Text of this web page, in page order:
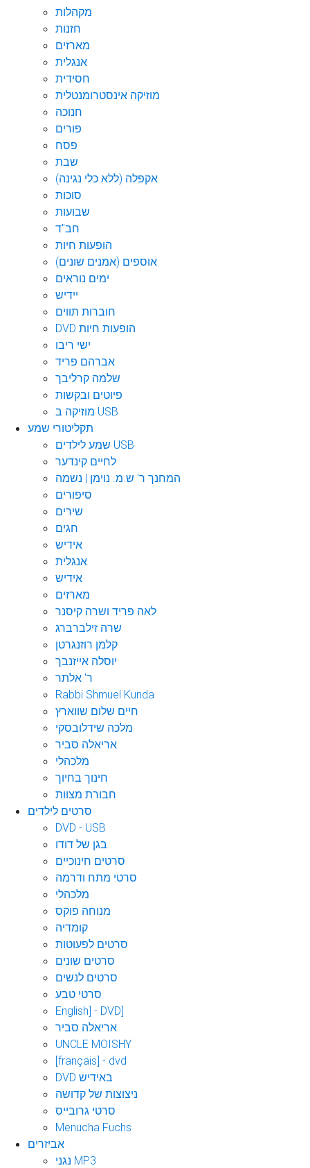
מקהלות
חזנות
מארזים
אנגלית
חסידית
מוזיקה אינסטרומנטלית
חנוכה
פורים
פסח
שבת
אקפלה (ללא כלי נגינה)
סוכות
שבועות
חב"ד
הופעות חיות
אוספים (אמנים שונים)
ימים נוראים
יידיש
חוברות תווים
DVD הופעות חיות
ישי ריבו
אברהם פריד
שלמה קרליבך
פיוטים ובקשות
מוזיקה ב USB
תקליטורי שמע
שמע לילדים USB
לחיים קינדער
המחנך ר' ש.מ. נוימן | נשמה
סיפורים
שירים
חגים
אידיש
אנגלית
אידיש
מארזים
לאה פריד ושרה קיסנר
שרה זילברברג
קלמן רוזנגרטן
יוסלה אייזנבך
ר' אלתר
Rabbi Shmuel Kunda
חיים שלום שווארץ
מלכה שידלובסקי
אריאלה סביר
מלכהלי
חינוך בחיוך
חבורת מצוות
סרטים לילדים
DVD - USB
בגן של דודו
סרטים חינוכיים
סרטי מתח ודרמה
מלכהלי
מנוחה פוקס
קומדיה
סרטים לפעוטות
סרטים שונים
סרטים לנשים
סרטי טבע
English] - DVD]
אריאלה סביר
UNCLE MOISHY
[français] - dvd
DVD באידיש
ניצוצות של קדושה
סרטי גרובייס
Menucha Fuchs
אביזרים
נגני MP3